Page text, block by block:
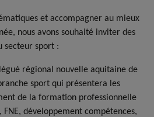
et accompagner au mieux
nous avons souhaité inviter des
secteur sport :
régional nouvelle aquitaine de
sport qui présentera les
de la formation professionnelle
FNE, développement compétences,